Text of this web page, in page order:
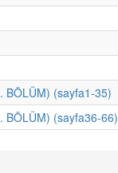
BÖLÜM) (sayfa1-35)
BÖLÜM) (sayfa36-66)